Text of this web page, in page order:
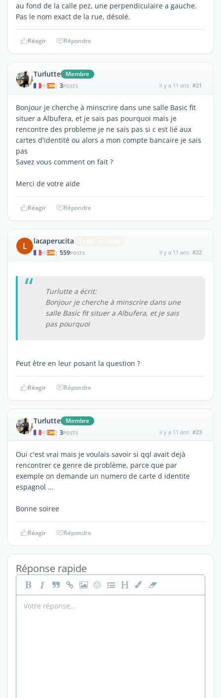
au fond de la calle pez, une perpendiculaire a gauche.
Pas le nom exact de la rue, désolé.
Réagir Répondre
Turlutte Membre
| 3POSTS il y a 11 ans #21
Bonjour je cherche à minscrire dans une salle Basic fit
situer a Albufera, et je sais pas pourquoi mais je
rencontre des probleme je ne sais pas si c est lié aux
cartes d'identité ou alors a mon compte bancaire je sais
pas
Savez vous comment on fait ?
Merci de votre aide
Réagir Répondre
L lacaperucita Expat en série
| 559POSTS il y a 11 ans #22
Turlutte a écrit:
Bonjour je cherche à minscrire dans une
salle Basic fit situer a Albufera, et je sais
pas pourquoi
Peut être en leur posant la question ?
Réagir Répondre
Turlutte Membre
| 3POSTS il y a 11 ans #23
Oui c'est vrai mais je voulais savoir si qql avait dejà
rencontrer ce genre de problème, parce que par
exemple on demande un numero de carte d identite
espagnol ...
Bonne soiree
Réagir Répondre
Réponse rapide